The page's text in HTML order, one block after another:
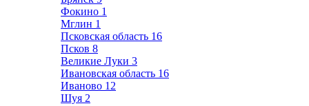
Фокино 1
Мглин 1
Псковская область 16
Псков 8
Великие Луки 3
Ивановская область 16
Иваново 12
Шуя 2